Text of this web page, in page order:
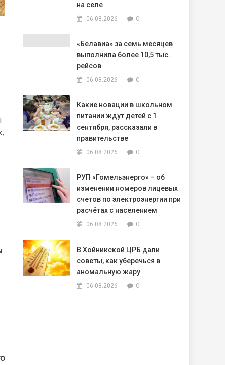
на селе
06.08.2026 0
«Белавиа» за семь месяцев
выполнила более 10,5 тыс.
рейсов
06.08.2026 0
Какие новации в школьном
питании ждут детей с 1
сентября, рассказали в
правительстве
06.08.2026 0
РУП «Гомельэнерго» – об
изменении номеров лицевых
счетов по электроэнергии при
расчётах с населением
06.08.2026 0
В Хойникской ЦРБ дали
советы, как уберечься в
аномальную жару
06.08.2026 0